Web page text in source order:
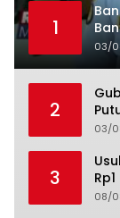
1
03/
2
03/
3
08/